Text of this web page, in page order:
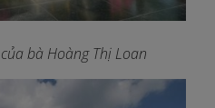
bà Hoàng Thị Loan